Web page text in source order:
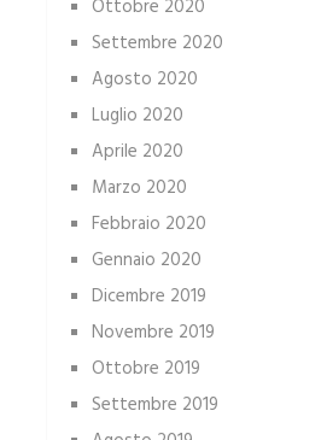
Ottobre 2020
Settembre 2020
Agosto 2020
Luglio 2020
Aprile 2020
Marzo 2020
Febbraio 2020
Gennaio 2020
Dicembre 2019
Novembre 2019
Ottobre 2019
Settembre 2019